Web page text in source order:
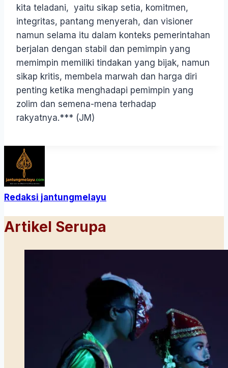
kita teladani, yaitu sikap setia, komitmen,
integritas, pantang menyerah, dan visioner
namun selama itu dalam konteks pemerintahan
berjalan dengan stabil dan pemimpin yang
memimpin memiliki tindakan yang bijak, namun
sikap kritis, membela marwah dan harga diri
penting ketika menghadapi pemimpin yang
zolim dan semena-mena terhadap
rakyatnya.*** (JM)
Redaksi jantungmelayu
Artikel Serupa